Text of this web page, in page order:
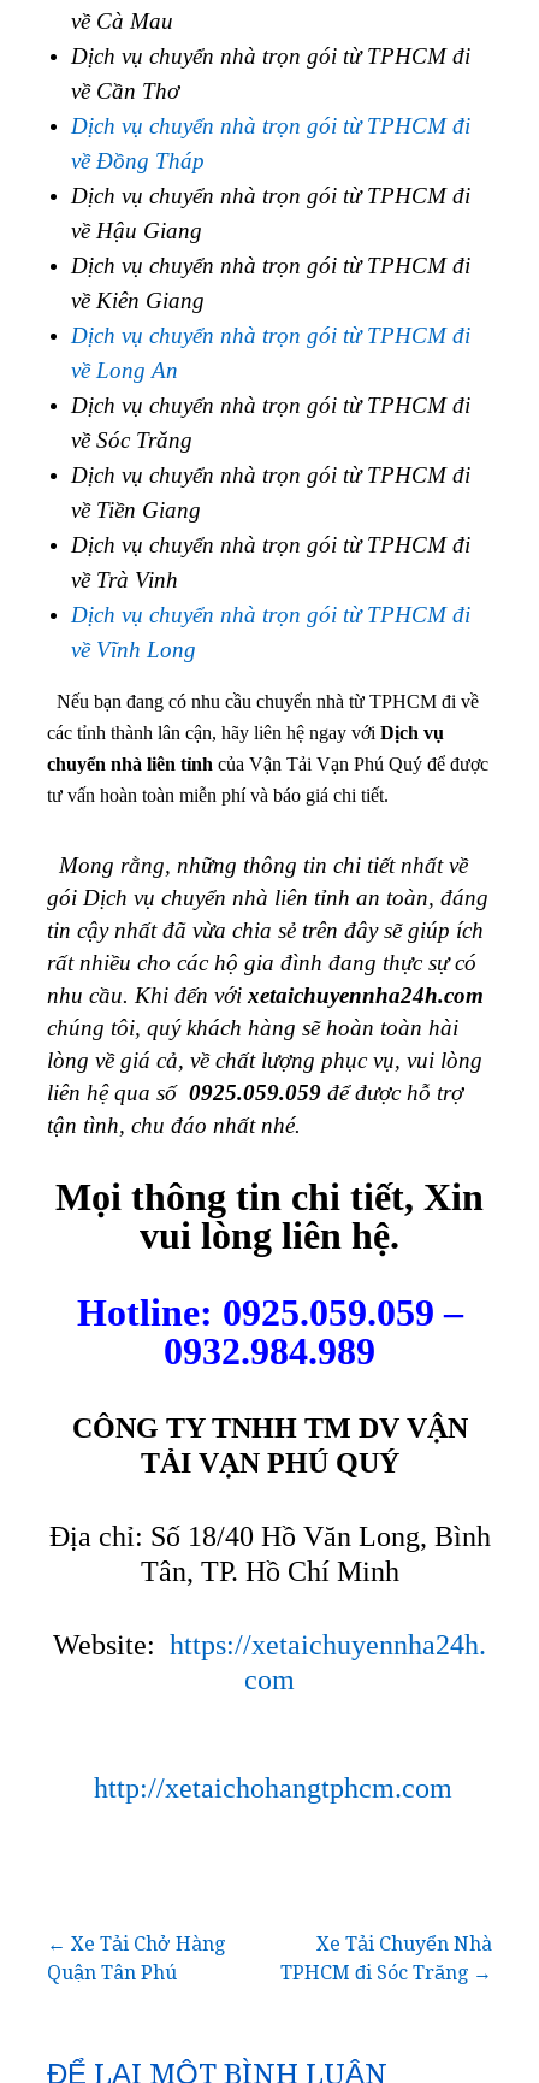
về Cà Mau
Dịch vụ chuyển nhà trọn gói từ TPHCM đi
về Cần Thơ
Dịch vụ chuyển nhà trọn gói từ TPHCM đi
về Đồng Tháp
Dịch vụ chuyển nhà trọn gói từ TPHCM đi
về Hậu Giang
Dịch vụ chuyển nhà trọn gói từ TPHCM đi
về Kiên Giang
Dịch vụ chuyển nhà trọn gói từ TPHCM đi
về Long An
Dịch vụ chuyển nhà trọn gói từ TPHCM đi
về Sóc Trăng
Dịch vụ chuyển nhà trọn gói từ TPHCM đi
về Tiền Giang
Dịch vụ chuyển nhà trọn gói từ TPHCM đi
về Trà Vinh
Dịch vụ chuyển nhà trọn gói từ TPHCM đi
về Vĩnh Long
Nếu bạn đang có nhu cầu chuyển nhà từ TPHCM đi về
các tỉnh thành lân cận, hãy liên hệ ngay với Dịch vụ
chuyển nhà liên tỉnh của Vận Tải Vạn Phú Quý để được
tư vấn hoàn toàn miễn phí và báo giá chi tiết.
Mong rằng, những thông tin chi tiết nhất về
gói Dịch vụ chuyển nhà liên tỉnh an toàn, đáng
tin cậy nhất đã vừa chia sẻ trên đây sẽ giúp ích
rất nhiều cho các hộ gia đình đang thực sự có
nhu cầu. Khi đến với xetaichuyennha24h.com
chúng tôi, quý khách hàng sẽ hoàn toàn hài
lòng về giá cả, về chất lượng phục vụ, vui lòng
liên hệ qua số 0925.059.059 để được hỗ trợ
tận tình, chu đáo nhất nhé.
Mọi thông tin chi tiết, Xin
vui lòng liên hệ.
Hotline: 0925.059.059 –
0932.984.989
CÔNG TY TNHH TM DV VẬN
TẢI VẠN PHÚ QUÝ
Địa chỉ: Số 18/40 Hồ Văn Long, Bình
Tân, TP. Hồ Chí Minh
Website: https://xetaichuyennha24h.
com
http://xetaichohangtphcm.com
Điều
bài
← Xe Tải Chở Hàng
Quận Tân Phú
Xe Tải Chuyển Nhà
TPHCM đi Sóc Trăng →
ĐỂ LẠI MỘT BÌNH LUẬN